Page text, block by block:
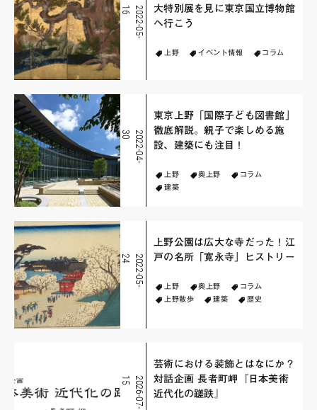
2
0
2
2
-
0
5
-
1
6
大特別展を見に東京国立博物館
へ行こう
上野 イベント情報 コラム
2
0
2
2
-
0
4
-
3
0
東京上野「国際子ども図書館」
徹底解説。親子で楽しめる施
設、建築にも注目！
上野 奥上野
コラム
建築
2
0
2
2
-
0
5
-
2
4
上野公園は広大な寺だった！江
戸の名所「寛永寺」ヒストリー
上野 奥上野
コラム
上野散歩
建築 歴史
2
0
2
6
-
0
7
-
1
5
芸術における装飾とはなにか？
対話企画 長者町岬『日本美術
近代化の蹉跌』